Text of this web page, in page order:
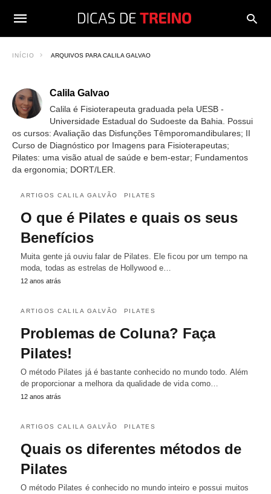
INÍCIO ARQUIVOS PARA CALILA GALVAO
Calila Galvao
Calila é Fisioterapeuta graduada pela UESB -
Universidade Estadual do Sudoeste da Bahia. Possui
os cursos: Avaliação das Disfunções Têmporomandibulares; II
Curso de Diagnóstico por Imagens para Fisioterapeutas;
Pilates: uma visão atual de saúde e bem-estar; Fundamentos
da ergonomia; DORT/LER.
ARTIGOS CALILA GALVÃO PILATES
O que é Pilates e quais os seus
Benefícios
Muita gente já ouviu falar de Pilates. Ele ficou por um tempo na
moda, todas as estrelas de Hollywood e…
12 anos atrás
ARTIGOS CALILA GALVÃO PILATES
Problemas de Coluna? Faça
Pilates!
O método Pilates já é bastante conhecido no mundo todo. Além
de proporcionar a melhora da qualidade de vida como…
12 anos atrás
ARTIGOS CALILA GALVÃO PILATES
Quais os diferentes métodos de
Pilates
O método Pilates é conhecido no mundo inteiro e possui muitos